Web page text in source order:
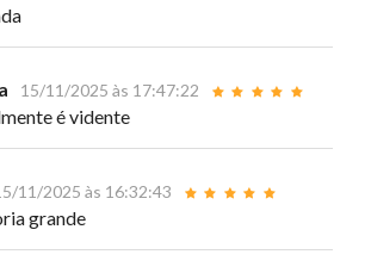
15/11/2025 às 17:47:22
é vidente
11/2025 às 16:32:43
grande